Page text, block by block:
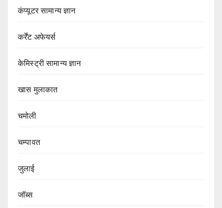
कंप्यूटर सामान्य ज्ञान
कर्रेंट अफेयर्स
केमिस्ट्री सामान्य ज्ञान
खास मुलाकात
चमोली
चम्पावत
जुलाई
जॉब्स